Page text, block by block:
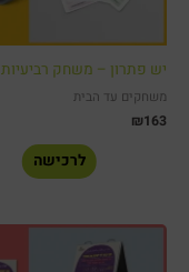
יש פתרון – משחק רביעיות
משחקים עד הבית
₪163
לרכישה